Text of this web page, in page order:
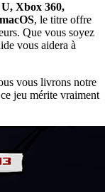
Xbox 360,
, le titre offre
Que vous soyez
vous aidera à
vous livrons notre
jeu mérite vraiment